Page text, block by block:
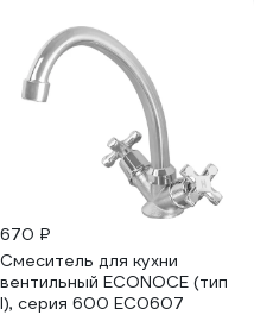
670 ₽
Смеситель для кухни
вентильный ECONOCE (тип
I), серия 600 EC0607